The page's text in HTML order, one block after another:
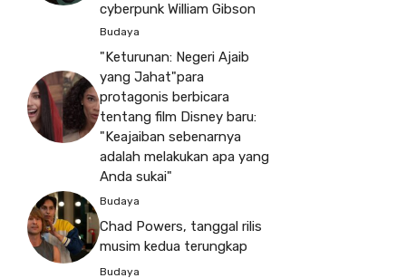
cyberpunk William Gibson
Budaya
"Keturunan: Negeri Ajaib
yang Jahat"para
protagonis berbicara
tentang film Disney baru:
"Keajaiban sebenarnya
adalah melakukan apa yang
Anda sukai"
Budaya
Chad Powers, tanggal rilis
musim kedua terungkap
Budaya